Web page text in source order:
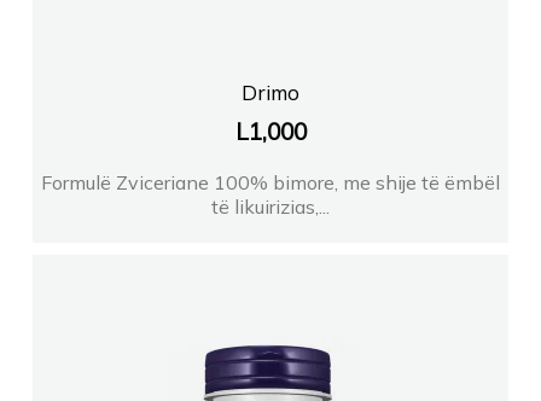
Drimo
L1,000
Formulë Zviceriane 100% bimore, me shije të ëmbël
të likuirizias,...